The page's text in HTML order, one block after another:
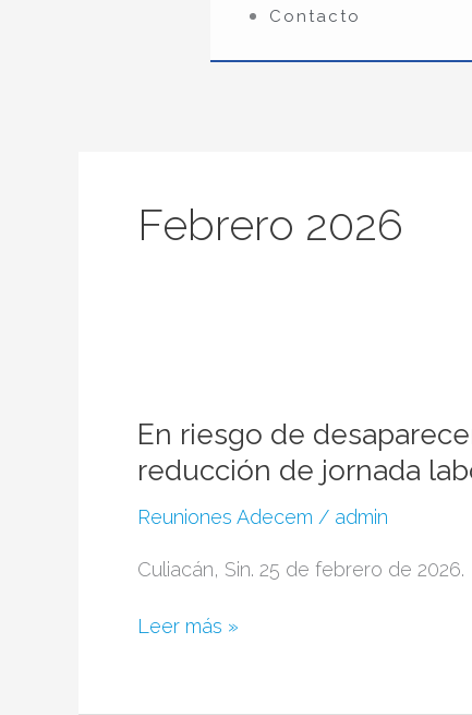
Contacto
Febrero 2026
En riesgo de
reducción de jornada
Reuniones Adecem / admin
Culiacán, Sin. 25 de febrero de 2026.
de
desaparecer
micros
y
empresas
reducción
Leer más »